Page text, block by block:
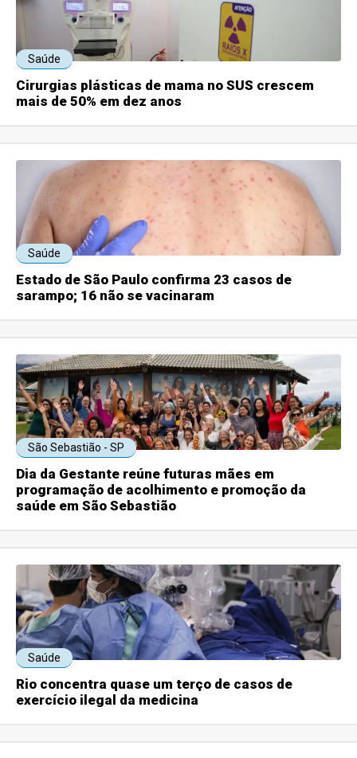
Saúde
Cirurgias plásticas de mama no SUS crescem
mais de 50% em dez anos
Saúde
Estado de São Paulo confirma 23 casos de
sarampo; 16 não se vacinaram
São Sebastião - SP
Dia da Gestante reúne futuras mães em
programação de acolhimento e promoção da
saúde em São Sebastião
Saúde
Rio concentra quase um terço de casos de
exercício ilegal da medicina